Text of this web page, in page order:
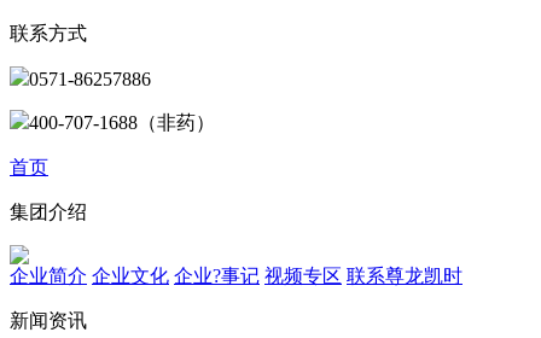
联系方式
0571-86257886
400-707-1688（非药）
首页
集团介绍
企业简介 企业文化 企业?事记 视频专区 联系尊龙凯时
新闻资讯